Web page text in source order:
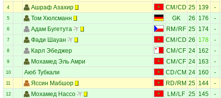
4 Ашраф Азахир CM /CD 25 139 -
5 Том Хюлсманн GK 26 176 -
6 Адам Бугетута RM / RF 25 174 -
7 Фади Шауан CM /CD 26 178 -
8 Карл Эбеджер CM /CF 24 162 -
9 Мохамед Эль Амри CM /CF 24 163 -
10 Аюб Тубкали CD/CM 24 160 -
11 Яссин Мабшор RD/ RM 25 144 -
12 Мохамед Нассо LM / LF 25 145 -